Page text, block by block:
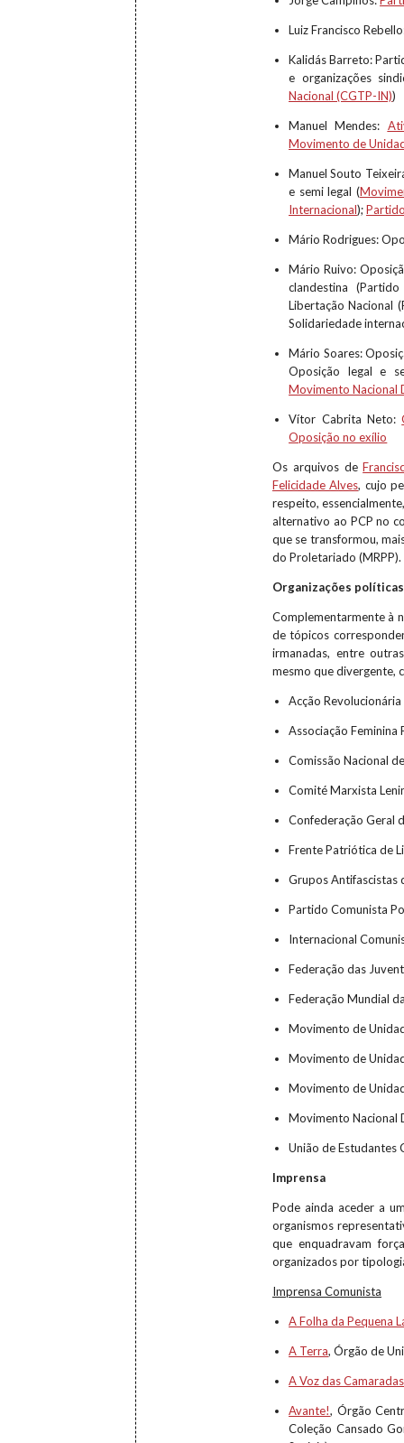
Luiz Francisco
Kalidás Barreto:
e organizações
Nacional (CGTP-IN))
Manuel Mendes:
Movimento de
Manuel Souto
e semi legal (
Internacional);
Mário Rodrigues:
Mário Ruivo:
clandestina
Libertação Nacional
Solidariedade
Mário Soares:
Oposição legal e
Movimento Nacional
Vítor Cabrita Neto:
Oposição no exílio
Os arquivos de
Felicidade Alves, cujo
respeito,
alternativo ao PCP no
que se transformou,
do Proletariado (MRPP).
Organizações
Complementarmente à
de tópicos
irmanadas, entre
mesmo que divergente,
Acção
Associação Feminina
Comissão Nacional
Comité Marxista
Confederação Geral
Frente Patriótica de
Grupos Antifascistas
Partido Comunista
Internacional
Federação das
Federação Mundial
Movimento de
Movimento de
Movimento de
Movimento Nacional
União de Estudantes
Imprensa
Pode ainda aceder a
organismos
que enquadravam
organizados por
Imprensa Comunista
A Folha da Pequena
A Terra, Órgão de
A Voz das Camaradas
Avante!, Órgão
Coleção Cansado